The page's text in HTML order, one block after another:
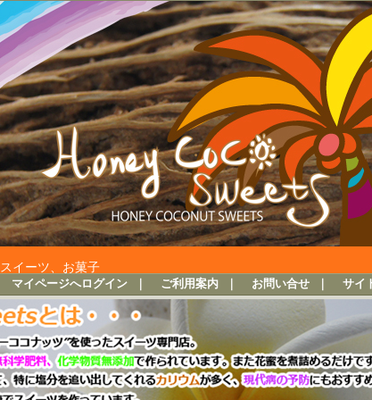
イーツ、お菓子
マイページへログイン ご利用案内 お問い合せ サイ